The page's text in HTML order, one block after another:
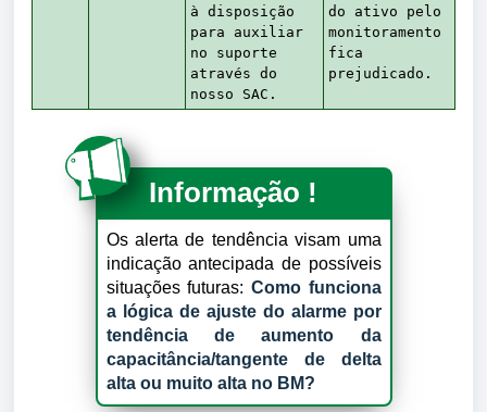
à disposição
para auxiliar
no suporte
através do
nosso SAC.
do ativo pelo
monitoramento
fica
prejudicado.
Informação !
Os alerta de tendência visam uma
indicação antecipada de possíveis
situações futuras: Como funciona
a lógica de ajuste do alarme por
tendência de aumento da
capacitância/tangente de delta
alta ou muito alta no BM?